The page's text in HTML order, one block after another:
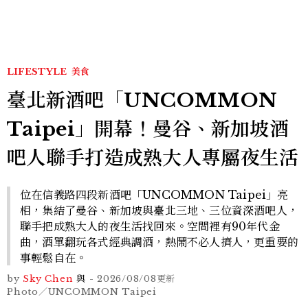
LIFESTYLE 美食
臺北新酒吧「UNCOMMON
Taipei」開幕！曼谷、新加坡酒
吧人聯手打造成熟大人專屬夜生活
位在信義路四段新酒吧「UNCOMMON Taipei」亮
相，集結了曼谷、新加坡與臺北三地、三位資深酒吧人，
聯手把成熟大人的夜生活找回來。空間裡有90年代金
曲，酒單翻玩各式經典調酒，熱鬧不必人擠人，更重要的
事輕鬆自在。
by Sky Chen 與 - 2026/08/08更新
Photo／UNCOMMON Taipei